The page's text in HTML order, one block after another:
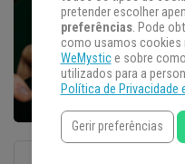
pretender escolher
preferências. Pode
como usamos cookies
WeMystice sobre
utilizados para a
Política de Privacidade
Gerir preferências